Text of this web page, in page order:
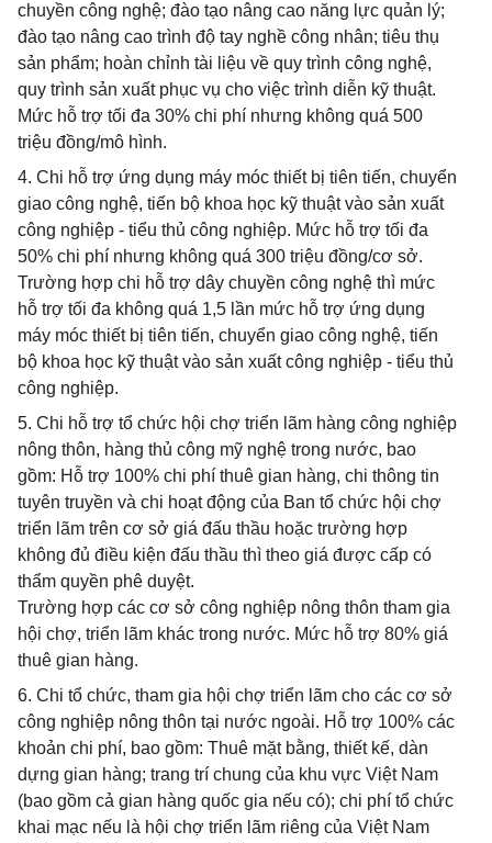
chuyền công nghệ; đào tạo nâng cao năng lực quản lý;
đào tạo nâng cao trình độ tay nghề công nhân; tiêu thụ
sản phẩm; hoàn chỉnh tài liệu về quy trình công nghệ,
quy trình sản xuất phục vụ cho việc trình diễn kỹ thuật.
Mức hỗ trợ tối đa 30% chi phí nhưng không quá 500
triệu đồng/mô hình.
4. Chi hỗ trợ ứng dụng máy móc thiết bị tiên tiến, chuyển
giao công nghệ, tiến bộ khoa học kỹ thuật vào sản xuất
công nghiệp - tiểu thủ công nghiệp. Mức hỗ trợ tối đa
50% chi phí nhưng không quá 300 triệu đồng/cơ sở.
Trường hợp chi hỗ trợ dây chuyền công nghệ thì mức
hỗ trợ tối đa không quá 1,5 lần mức hỗ trợ ứng dụng
máy móc thiết bị tiên tiến, chuyển giao công nghệ, tiến
bộ khoa học kỹ thuật vào sản xuất công nghiệp - tiểu thủ
công nghiệp.
5. Chi hỗ trợ tổ chức hội chợ triển lãm hàng công nghiệp
nông thôn, hàng thủ công mỹ nghệ trong nước, bao
gồm: Hỗ trợ 100% chi phí thuê gian hàng, chi thông tin
tuyên truyền và chi hoạt động của Ban tổ chức hội chợ
triển lãm trên cơ sở giá đấu thầu hoặc trường hợp
không đủ điều kiện đấu thầu thì theo giá được cấp có
thẩm quyền phê duyệt.
Trường hợp các cơ sở công nghiệp nông thôn tham gia
hội chợ, triển lãm khác trong nước. Mức hỗ trợ 80% giá
thuê gian hàng.
6. Chi tổ chức, tham gia hội chợ triển lãm cho các cơ sở
công nghiệp nông thôn tại nước ngoài. Hỗ trợ 100% các
khoản chi phí, bao gồm: Thuê mặt bằng, thiết kế, dàn
dựng gian hàng; trang trí chung của khu vực Việt Nam
(bao gồm cả gian hàng quốc gia nếu có); chi phí tổ chức
khai mạc nếu là hội chợ triển lãm riêng của Việt Nam